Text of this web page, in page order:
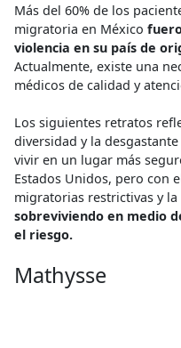
Más del 60% de los
migratoria en México
violencia en su país de
Actualmente, existe una
médicos de calidad y
Los siguientes retratos
diversidad y la
vivir en un lugar más
Estados Unidos, pero con
migratorias restrictivas y la
sobreviviendo en medio
el riesgo.
Mathysse